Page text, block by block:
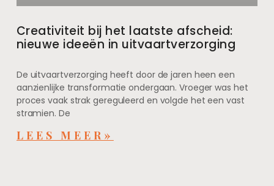
Creativiteit bij het laatste afscheid:
nieuwe ideeën in uitvaartverzorging
De uitvaartverzorging heeft door de jaren heen een
aanzienlijke transformatie ondergaan. Vroeger was het
proces vaak strak gereguleerd en volgde het een vast
stramien. De
LEES MEER»